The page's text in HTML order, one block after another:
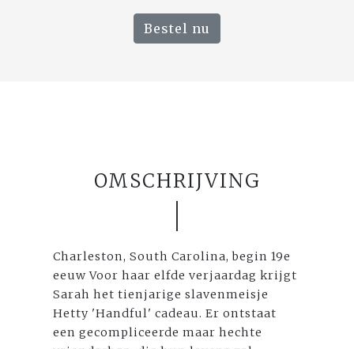
Bestel nu
OMSCHRIJVING
Charleston, South Carolina, begin 19e
eeuw Voor haar elfde verjaardag krijgt
Sarah het tienjarige slavenmeisje
Hetty 'Handful' cadeau. Er ontstaat
een gecompliceerde maar hechte